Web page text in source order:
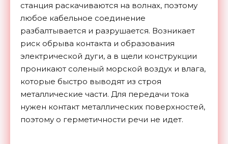
станция раскачиваются на волнах, поэтому
любое кабельное соединение
разбалтывается и разрушается. Возникает
риск обрыва контакта и образования
электрической дуги, а в щели конструкции
проникают соленый морской воздух и влага,
которые быстро выводят из строя
металлические части. Для передачи тока
нужен контакт металлических поверхностей,
поэтому о герметичности речи не идет.